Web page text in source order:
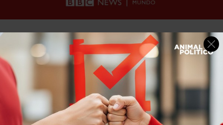
Home > Internacional > bbc Los precios del petróleo suben después de que 3 buques fueran atacados cerca del estrecho de Ormuz